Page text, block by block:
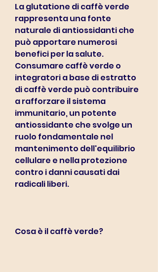
La glutatione di caffè verde
rappresenta una fonte
naturale di antiossidanti che
può apportare numerosi
benefici per la salute.
Consumare caffè verde o
integratori a base di estratto
di caffè verde può contribuire
a rafforzare il sistema
immunitario, un potente
antiossidante che svolge un
ruolo fondamentale nel
mantenimento dell'equilibrio
cellulare e nella protezione
contro i danni causati dai
radicali liberi.
Cosa è il caffè verde?